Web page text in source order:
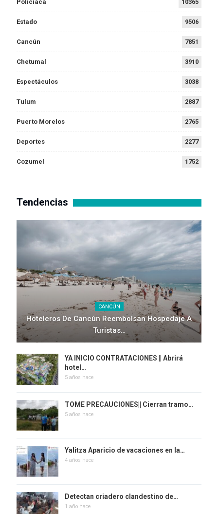
Policiaca 10365
Estado 9506
Cancún 7851
Chetumal 3910
Espectáculos 3038
Tulum 2887
Puerto Morelos 2765
Deportes 2277
Cozumel 1752
Tendencias
CANCÚN
Hoteleros De Cancún Reembolsan Hospedaje A
Turistas…
YA INICIO CONTRATACIONES || Abrirá
hotel…
5 años hace
TOME PRECAUCIONES|| Cierran tramo…
5 años hace
Yalitza Aparicio de vacaciones en la…
4 años hace
Detectan criadero clandestino de…
1 año hace